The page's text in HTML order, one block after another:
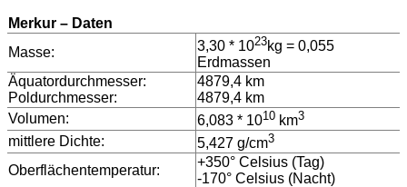
Merkur – Daten
Masse:
3,30 * 1023kg = 0,055
Erdmassen
Äquatordurchmesser:
Poldurchmesser:
4879,4 km
4879,4 km
Volumen:
6,083 * 1010 km3
mittlere Dichte: 5,427 g/cm3
Oberflächentemperatur:
+350° Celsius (Tag)
-170° Celsius (Nacht)